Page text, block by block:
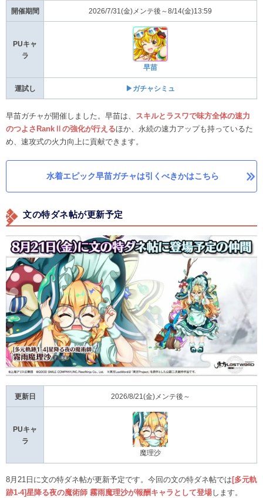
開催期間 2026/7/31(金)メンテ後～8/14(金)13:59
PUキャ
ラ
早苗
運試し ▶ガチャシミュ
早苗ガチャが開催しました。早苗は、
スキルとラスワで味方全体の速力
のつよさRankⅡの強化が行えるほか、永続の速力アップも持っているた
め、速攻式の火力向上に貢献できます。
水着エピック早苗ガチャは引くべきかはこちら
文の特ダネ帖が更新予定
更新日 2026/8/21(金)メンテ後～
PUキャ
ラ
魔理沙
8月21日に文の特ダネ帖が更新予定です。今回の文の特ダネ帖では [多元軌
跡1-4]星降る夜の魔術師 霧雨魔理沙が報酬キャラとして登場します。